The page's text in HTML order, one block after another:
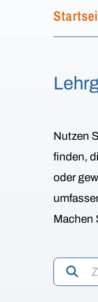
Nutzen
finden,
oder
Machen